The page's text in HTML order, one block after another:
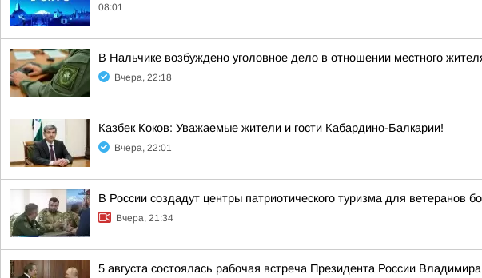
08:01
В Нальчике возбуждено уголовное дело в отношении местного
Вчера, 22:18
Казбек Коков: Уважаемые жители и гости Кабардино-Балкарии!
Вчера, 22:01
В России создадут центры патриотического туризма для ветеранов
Вчера, 21:34
5 августа состоялась рабочая встреча Президента России